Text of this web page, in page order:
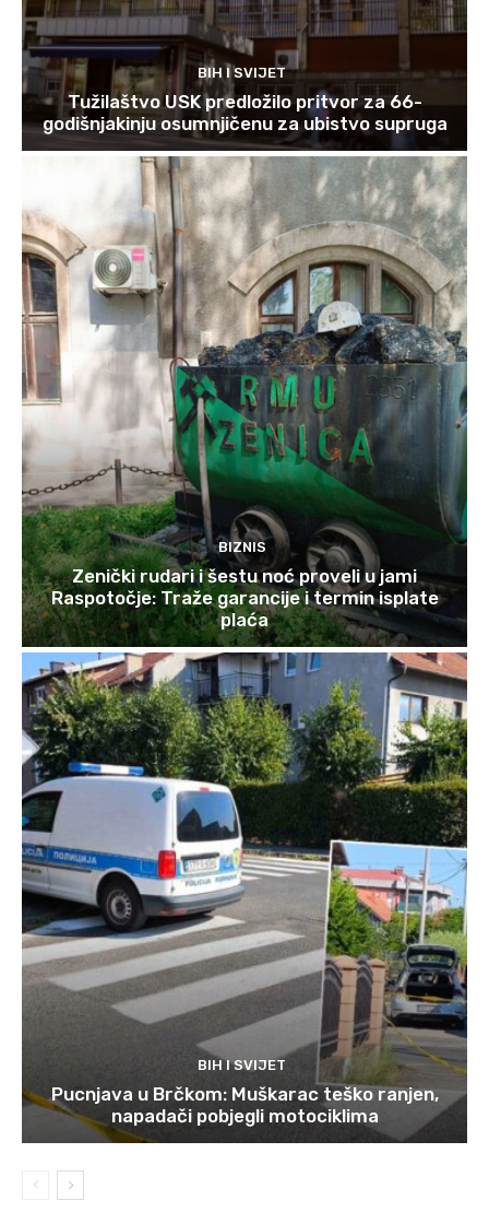
BIH I SVIJET
Tužilaštvo USK predložilo pritvor za 66-
godišnjakinju osumnjičenu za ubistvo supruga
BIZNIS
Zenički rudari i šestu noć proveli u jami
Raspotočje: Traže garancije i termin isplate
plaća
BIH I SVIJET
Pucnjava u Brčkom: Muškarac teško ranjen,
napadači pobjegli motociklima